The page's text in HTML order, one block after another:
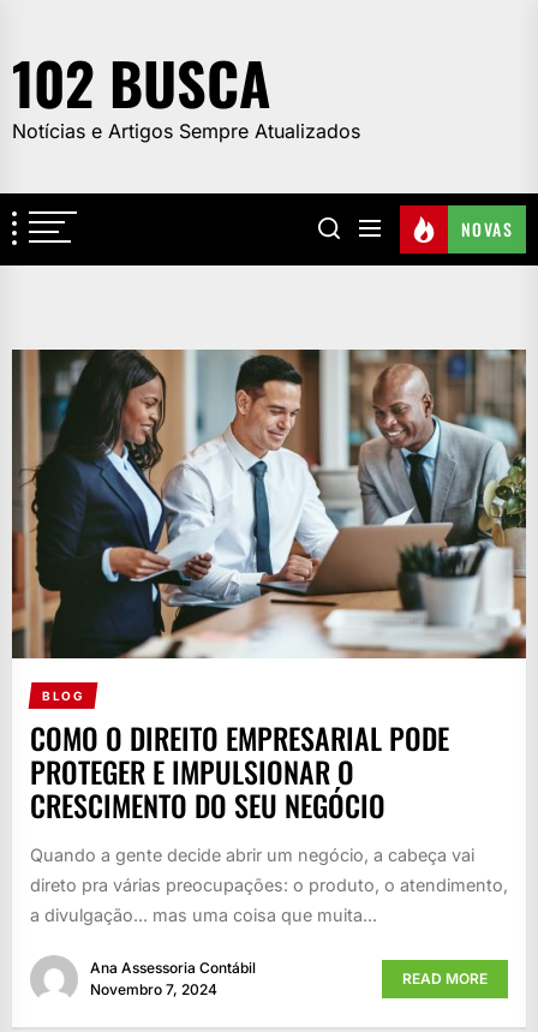
the
content
102 BUSCA
Notícias e Artigos Sempre Atualizados
NOVAS
BLOG
COMO O DIREITO EMPRESARIAL PODE
PROTEGER E IMPULSIONAR O
CRESCIMENTO DO SEU NEGÓCIO
Quando a gente decide abrir um negócio, a cabeça vai
direto pra várias preocupações: o produto, o atendimento,
a divulgação... mas uma coisa que muita...
Ana Assessoria Contábil
Novembro 7, 2024
READ MORE